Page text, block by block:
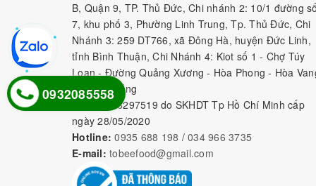
B, Quận 9, TP. Thủ Đức, Chi nhánh 2: 10/1 đường
7, khu phố 3, Phường Linh Trung, Tp. Thủ Đức, Chi
Nhánh 3: 259 DT766, xã Đông Hà, huyện Đức Linh,
tỉnh Bình Thuận, Chi Nhánh 4: Kiot số 1 - Chợ Túy
Loan - Đường Quảng Xương - Hòa Phong - Hòa
- TP. Đà Nẵng
0316297519 do SKHDT Tp Hồ Chí Minh cấp
ngày 28/05/2020
Hotline: 0935 688 198 / 034 966 3735
E-mail: tobeefood@gmail.com
0932085558